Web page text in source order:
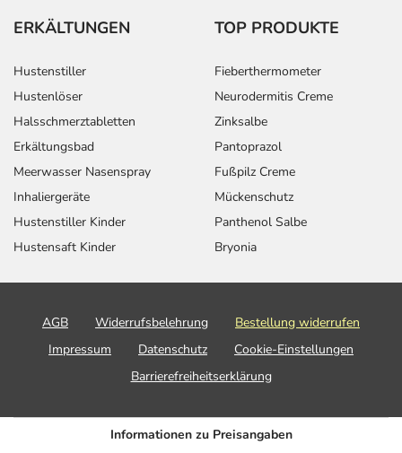
ERKÄLTUNGEN
Hustenstiller
Hustenlöser
Halsschmerztabletten
Erkältungsbad
Meerwasser Nasenspray
Inhaliergeräte
Hustenstiller Kinder
Hustensaft Kinder
TOP PRODUKTE
Fieberthermometer
Neurodermitis Creme
Zinksalbe
Pantoprazol
Fußpilz Creme
Mückenschutz
Panthenol Salbe
Bryonia
AGB Widerrufsbelehrung
Bestellung widerrufen
Impressum
Datenschutz
Cookie-Einstellungen
Barrierefreiheitserklärung
Informationen zu Preisangaben